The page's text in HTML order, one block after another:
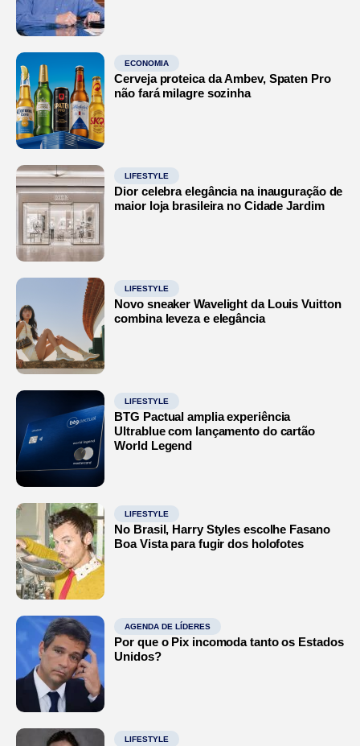
ECONOMIA
Cerveja proteica da Ambev, Spaten Pro
não fará milagre sozinha
LIFESTYLE
Dior celebra elegância na inauguração de
maior loja brasileira no Cidade Jardim
LIFESTYLE
Novo sneaker Wavelight da Louis Vuitton
combina leveza e elegância
LIFESTYLE
BTG Pactual amplia experiência
Ultrablue com lançamento do cartão
World Legend
LIFESTYLE
No Brasil, Harry Styles escolhe Fasano
Boa Vista para fugir dos holofotes
AGENDA DE LÍDERES
Por que o Pix incomoda tanto os Estados
Unidos?
LIFESTYLE